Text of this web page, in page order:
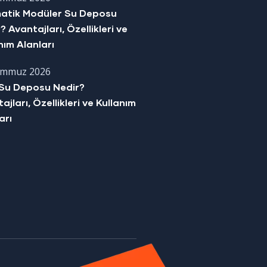
Modüler Su Deposu
Avantajları, Özellikleri ve
Alanları
2026
Deposu Nedir?
Özellikleri ve Kullanım